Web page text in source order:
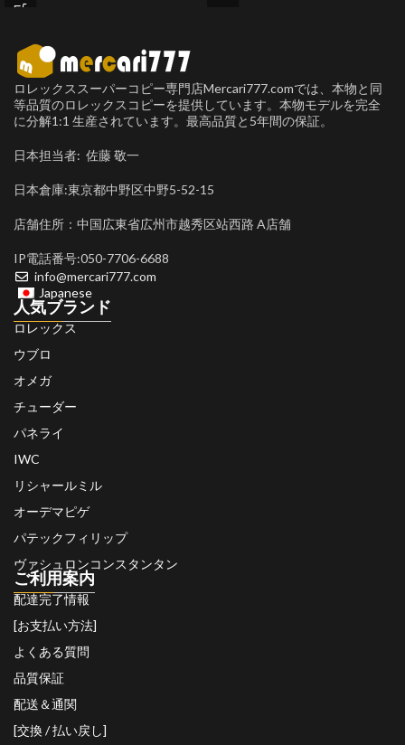
ロレックススーパーコピー専門店Mercari777.comでは、本物と同
等品質のロレックスコピーを提供しています。本物モデルを完全
に分解1:1 生産されています。最高品質と5年間の保証。
日本担当者: 佐藤 敬一
日本倉庫:東京都中野区中野5-52-15
店舗住所：中国広東省広州市越秀区站西路 A店舗
IP電話番号:050-7706-6688
info@mercari777.com
Japanese
人気ブランド
ロレックス
ウブロ
オメガ
チューダー
パネライ
IWC
リシャールミル
オーデマピゲ
パテックフィリップ
ヴァシュロンコンスタンタン
ご利用案内
配達完了情報
[お支払い方法]
よくある質問
品質保証
配送＆通関
[交換 / 払い戻し]